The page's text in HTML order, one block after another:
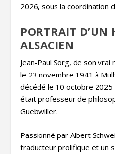
2026, sous la coordination
PORTRAIT D’UN
ALSACIEN
Jean-Paul Sorg, de son vrai
le 23 novembre 1941 à
décédé le 10 octobre 2025
était professeur de
Guebwiller.
Passionné par Albert
traducteur prolifique et un